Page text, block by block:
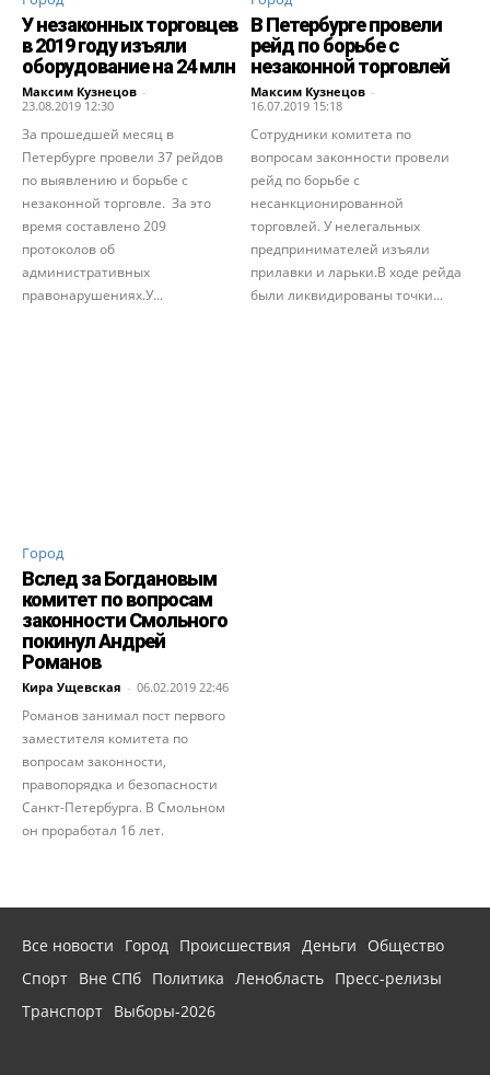
У незаконных торговцев
в 2019 году изъяли
оборудование на 24 млн
Максим Кузнецов -
23.08.2019 12:30
За прошедшей месяц в
Петербурге провели 37 рейдов
по выявлению и борьбе с
незаконной торговле. За это
время составлено 209
протоколов об
административных
правонарушениях.У...
В Петербурге провели
рейд по борьбе с
незаконной торговлей
Максим Кузнецов -
16.07.2019 15:18
Сотрудники комитета по
вопросам законности провели
рейд по борьбе с
несанкционированной
торговлей. У нелегальных
предпринимателей изъяли
прилавки и ларьки.В ходе рейда
были ликвидированы точки...
Город
Вслед за Богдановым
комитет по вопросам
законности Смольного
покинул Андрей
Романов
Кира Ущевская - 06.02.2019 22:46
Романов занимал пост первого
заместителя комитета по
вопросам законности,
правопорядка и безопасности
Санкт-Петербурга. В Смольном
он проработал 16 лет.
Все новости Город Происшествия Деньги
Общество
Спорт Вне СПб Политика Ленобласть Пресс-релизы
Транспорт Выборы-2026